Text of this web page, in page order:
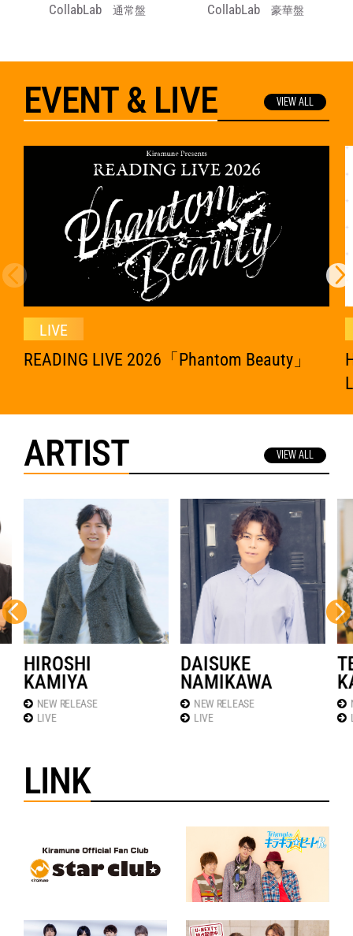
CollabLab通常盤 CollabLab豪華盤
EVENT & LIVE VIEW ALL
LIVE
READING LIVE 2026「Phantom Beauty」
ARTIST VIEW ALL
HIROSHI
KAMIYA
NEW RELEASE
LIVE
DAISUKE
NAMIKAWA
NEW RELEASE
LIVE
LINK